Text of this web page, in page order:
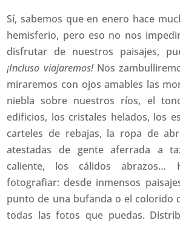
Sí, sabemos que en enero hace
hemisferio, pero eso no nos
disfrutar de nuestros paisajes,
¡Incluso viajaremos!Nos
miraremos con ojos amables las
niebla sobre nuestros ríos, el
edificios, los cristales helados, los
carteles de rebajas, la ropa de
atestadas de gente aferrada a
caliente, los cálidos abrazos…
fotografiar: desde inmensos
punto de una bufanda o el colorido
todas las fotos que puedas.